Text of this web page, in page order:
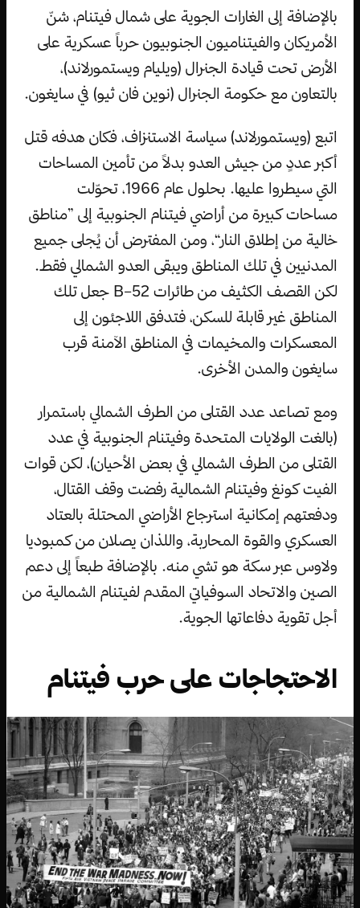
بالإضافة إلى الغارات الجوية على شمال فيتنام، شنّ
الأمريكان والفيتناميون الجنوبيون حرباً عسكرية على
الأرض تحت قيادة الجنرال (ويليام ويستمورلاند)،
بالتعاون مع حكومة الجنرال (نوين فان ثيو) في سايغون.
اتبع (ويستمورلاند) سياسة الاستنزاف، فكان هدفه قتل
أكبر عددٍ من جيش العدو بدلاً من تأمين المساحات
التي سيطروا عليها. بحلول عام 1966، تحوّلت
مساحات كبيرة من أراضي فيتنام الجنوبية إلى ”مناطق
خالية من إطلاق النار“، ومن المفترض أن يُجلى جميع
المدنيين في تلك المناطق ويبقى العدو الشمالي فقط.
لكن القصف الكثيف من طائرات B–52 جعل تلك
المناطق غير قابلة للسكن، فتدفق اللاجئون إلى
المعسكرات والمخيمات في المناطق الآمنة قرب
سايغون والمدن الأخرى.
ومع تصاعد عدد القتلى من الطرف الشمالي باستمرار
(بالغت الولايات المتحدة وفيتنام الجنوبية في عدد
القتلى من الطرف الشمالي في بعض الأحيان)، لكن قوات
الفيت كونغ وفيتنام الشمالية رفضت وقف القتال،
ودفعتهم إمكانية استرجاع الأراضي المحتلة بالعتاد
العسكري والقوة المحاربة، واللذان يصلان من كمبوديا
ولاوس عبر سكة هو تشي منه. بالإضافة طبعاً إلى دعم
الصين والاتحاد السوفياتي المقدم لفيتنام الشمالية من
أجل تقوية دفاعاتها الجوية.
الاحتجاجات على حرب فيتنام